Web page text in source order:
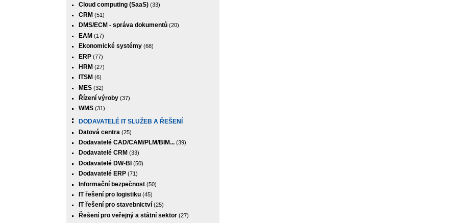
Cloud computing (SaaS)(33)
CRM (51)
DMS/ECM - správa dokumentů(20)
EAM (17)
Ekonomické systémy(68)
ERP(77)
HRM (27)
ITSM (6)
MES(32)
Řízení výroby(37)
WMS(31)
DODAVATELÉ IT SLUŽEB A ŘEŠENÍ
Datová centra (25)
Dodavatelé CAD/CAM/PLM/BIM...(39)
Dodavatelé CRM (33)
Dodavatelé DW-BI (50)
Dodavatelé ERP(71)
Informační bezpečnost(50)
IT řešení pro logistiku(45)
IT řešení pro stavebnictví(25)
Řešení pro veřejný a státní sektor(27)